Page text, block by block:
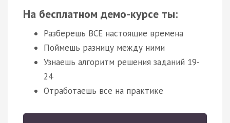
На бесплатном демо-курсе ты:
Разберешь ВСЕ настоящие времена
Поймешь разницу между ними
Узнаешь алгоритм решения заданий 19-
24
Отработаешь все на практике